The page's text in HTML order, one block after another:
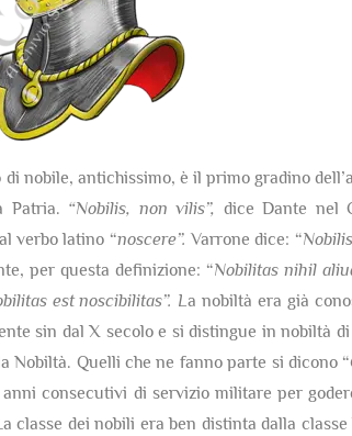
nobile, antichissimo, è il primo gradino
Patria. “Nobilis, non vilis”, dice Dante nel
verbo latino “noscere”.Varrone dice: “
per questa definizione: “Nobilitas nihil
est noscibilitas”. La nobiltà era già
sin dal X secolo e si distingue in nobiltà
Nobiltà. Quelli che ne fanno parte si dicono “
consecutivi di servizio militare per
classe dei nobili era ben distinta dalla